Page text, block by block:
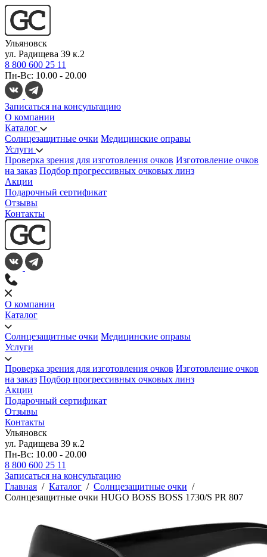
Ульяновск
ул. Радищева 39 к.2
8 800 600 25 11
Пн-Вс: 10.00 - 20.00
Записаться на консультацию
О компании
Каталог
Солнцезащитные очки Медицинские оправы
Услуги
Проверка зрения для изготовления очков Изготовление очков
на заказ Подбор прогрессивных очковых линз
Акции
Подарочный сертификат
Отзывы
Контакты
О компании
Каталог
Солнцезащитные очки Медицинские оправы
Услуги
Проверка зрения для изготовления очков Изготовление очков
на заказ Подбор прогрессивных очковых линз
Акции
Подарочный сертификат
Отзывы
Контакты
Ульяновск
ул. Радищева 39 к.2
Пн-Вс: 10.00 - 20.00
8 800 600 25 11
Записаться на консультацию
Главная / Каталог / Солнцезащитные очки /
Солнцезащитные очки HUGO BOSS BOSS 1730/S PR 807